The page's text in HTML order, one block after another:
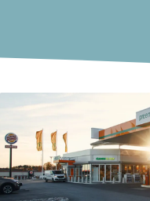
mer